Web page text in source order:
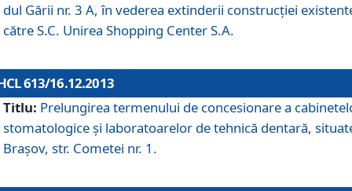
dul Gării nr. 3 A, în vederea extinderii construcţiei
către S.C. Unirea Shopping Center S.A.
613/16.12.2013
Titlu: Prelungirea termenului de concesionare a
stomatologice şi laboratoarelor de tehnică dentară,
Braşov, str. Cometei nr. 1.